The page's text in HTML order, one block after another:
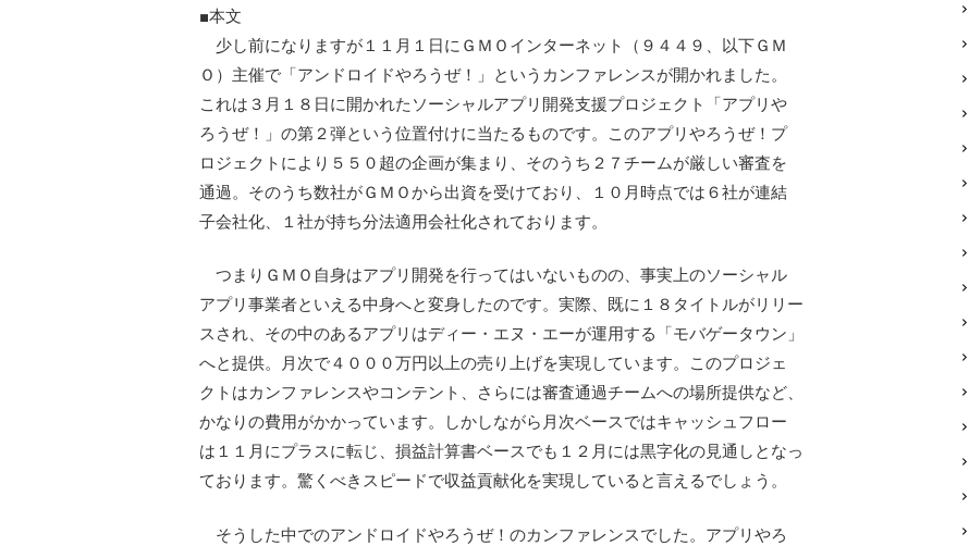
■本文
少し前になりますが１１月１日にＧＭＯインターネット（９４４９、以下ＧＭ
Ｏ）主催で「アンドロイドやろうぜ！」というカンファレンスが開かれました。
これは３月１８日に開かれたソーシャルアプリ開発支援プロジェクト「アプリや
ろうぜ！」の第２弾という位置付けに当たるものです。このアプリやろうぜ！プ
ロジェクトにより５５０超の企画が集まり、そのうち２７チームが厳しい審査を
通過。そのうち数社がＧＭＯから出資を受けており、１０月時点では６社が連結
子会社化、１社が持ち分法適用会社化されております。
つまりＧＭＯ自身はアプリ開発を行ってはいないものの、事実上のソーシャル
アプリ事業者といえる中身へと変身したのです。実際、既に１８タイトルがリリー
スされ、その中のあるアプリはディー・エヌ・エーが運用する「モバゲータウン」
へと提供。月次で４０００万円以上の売り上げを実現しています。このプロジェ
クトはカンファレンスやコンテント、さらには審査通過チームへの場所提供など、
かなりの費用がかかっています。しかしながら月次ベースではキャッシュフロー
は１１月にプラスに転じ、損益計算書ベースでも１２月には黒字化の見通しとなっ
ております。驚くべきスピードで収益貢献化を実現していると言えるでしょう。
そうした中でのアンドロイドやろうぜ！のカンファレンスでした。アプリやろ